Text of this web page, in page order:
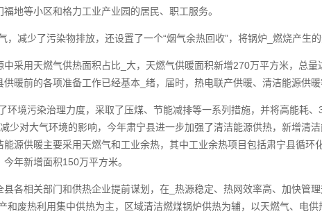
地等小区和格力工业产业园的居民、职工服务。
，减少了污染物排放，还设置了一个“烟气余热回收”，将锅炉_燃烧产生
采用天燃气供热面积占比_大，天燃气供暖面积新增270万平方米，总量
暖前的各项准备工作已经基本_绪，届时，热电联产供暖、清洁能源供暖
环境污染治理力度，采取了压煤、节能减排等一系列措施，并将高能耗
少对大气环境的影响，今年肃宁县进一步加强了清洁能源供热，新增清
能源供暖主要采用天燃气和工业余热，其中工业余热项目包括肃宁县循环
年新增面积150万平方米。
县各相关部门和供热企业提前谋划，在_热源稳定、热网效率高、加快管
和废热利用集中供热为主，区域清洁燃煤锅炉供热为辅，以天燃气、电